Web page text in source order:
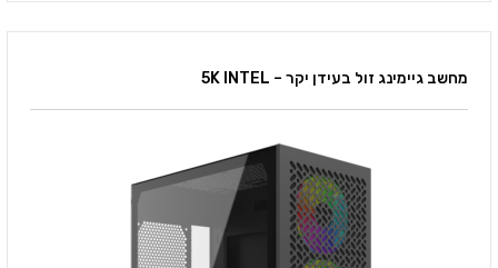
מחשב גיימינג זול בעידן יקר – 5K INTEL